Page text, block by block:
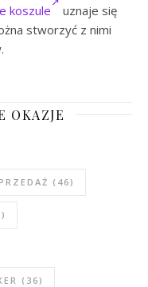
koszule
uznaje się
stworzyć z nimi
OKAZJE
(46)
(36)